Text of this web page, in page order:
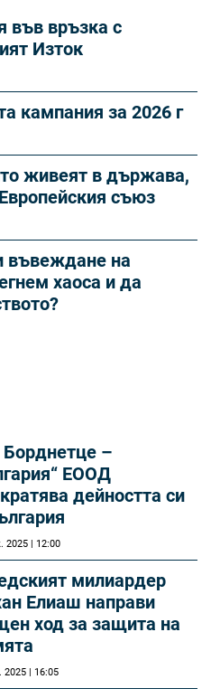
във връзка с
Изток
кампания за 2026 г
живеят в държава,
съюз
въвеждане на
хаоса и да
Борднетце –
ЕООД
дейността си
2025 | 12:00
милиардер
Елиаш направи
ход за защита на
2025 | 16:05